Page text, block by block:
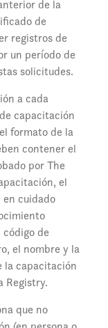
de la
de
registros de
un período de
solicitudes.
a cada
capacitación
formato de la
contener el
por The
el
cuidado
de
el nombre y la
la capacitación
Registry.
que no